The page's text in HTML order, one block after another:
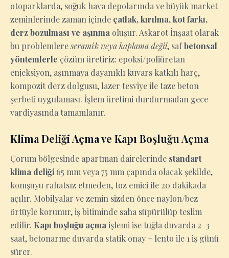
otoparklarda, soğuk hava depolarında ve büyük market
zeminlerinde zaman içinde çatlak, kırılma, kot farkı,
derz bozulması ve aşınma oluşur. Askarot İnşaat olarak
bu problemlereseramik veya kaplama değil, safbetonsal
yöntemlerle çözüm üretiriz: epoksi/poliüretan
enjeksiyon, aşınmaya dayanıklı kuvars katkılı harç,
kompozit derz dolgusu, lazer tesviye ile taze beton
şerbeti uygulaması. İşlem üretimi durdurmadan gece
vardiyasında tamamlanır.
Klima Deliği Açma ve Kapı Boşluğu Açma
Çorum bölgesinde apartman dairelerinde standart
klima deliği 65 mm veya 75 mm çapında olacak şekilde,
komşuyu rahatsız etmeden, toz emici ile 20 dakikada
açılır. Mobilyalar ve zemin sizden önce naylon/bez
örtüyle korunur, iş bitiminde saha süpürülüp teslim
edilir. Kapı boşluğu açma işlemi ise tuğla duvarda 2–3
saat, betonarme duvarda statik onay + lento ile 1 iş günü
sürer.